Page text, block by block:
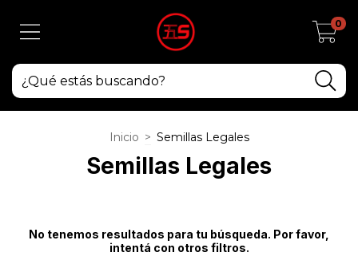
0
Inicio > Semillas Legales
Semillas Legales
No tenemos resultados para tu búsqueda. Por favor,
intentá con otros filtros.